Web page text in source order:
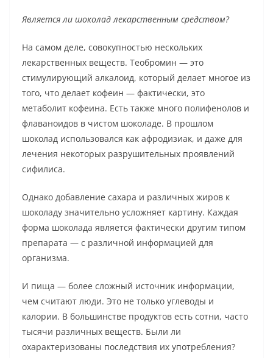
Является ли шоколад лекарственным средством?
На самом деле, совокупностью нескольких
лекарственных веществ. Теобромин — это
стимулирующий алкалоид, который делает многое из
того, что делает кофеин — фактически, это
метаболит кофеина. Есть также много полифенолов и
флаваноидов в чистом шоколаде. В прошлом
шоколад использовался как афродизиак, и даже для
лечения некоторых разрушительных проявлений
сифилиса.
Однако добавление сахара и различных жиров к
шоколаду значительно усложняет картину. Каждая
форма шоколада является фактически другим типом
препарата — с различной информацией для
организма.
И пища — более сложный источник информации,
чем считают люди. Это не только углеводы и
калории. В большинстве продуктов есть сотни, часто
тысячи различных веществ. Были ли
охарактеризованы последствия их употребления?